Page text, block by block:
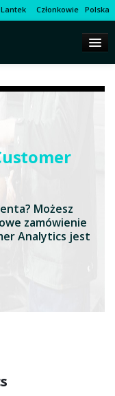
Członkowie Polska
Możesz
zamówienie
Analytics jest